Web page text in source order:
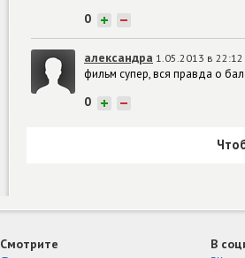
0 + −
александра 1.05.2013 в 22:12
фильм супер, вся правда о
0 + −
Смотрите В